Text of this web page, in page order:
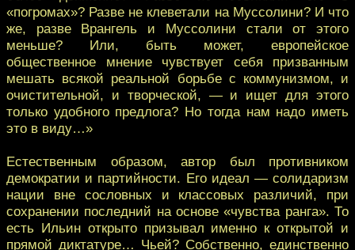
«погромах»? Разве не клеветали на Муссолини? И что
же, разве Врангель и Муссолини стали от этого
меньше? Или, быть может, европейское
общественное мнение чувствует себя призванным
мешать всякой реальной борьбе с коммунизмом, и
очистительной, и творческой, — и ищет для этого
только удобного предлога? Но тогда нам надо иметь
это в виду…»
Естественным образом, автор был противником
демократии и партийности. Его идеал — солидаризм
нации вне сословных и классовых различий, при
сохранении последний на основе «чувства ранга». То
есть Ильин открыто призывал именно к открытой и
прямой диктатуре… Чьей? Собственно, единственно